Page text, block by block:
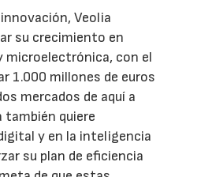
Veolia
su crecimiento en
microelectrónica, con el
1.000 millones de euros
mercados de aquí a
también quiere
y en la inteligencia
su plan de eficiencia